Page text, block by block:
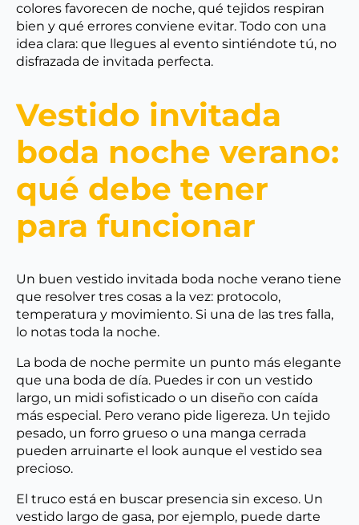
colores favorecen de noche, qué tejidos respiran
bien y qué errores conviene evitar. Todo con una
idea clara: que llegues al evento sintiéndote tú, no
disfrazada de invitada perfecta.
Vestido invitada
boda noche verano:
qué debe tener
para funcionar
Un buen vestido invitada boda noche verano tiene
que resolver tres cosas a la vez: protocolo,
temperatura y movimiento. Si una de las tres falla,
lo notas toda la noche.
La boda de noche permite un punto más elegante
que una boda de día. Puedes ir con un vestido
largo, un midi sofisticado o un diseño con caída
más especial. Pero verano pide ligereza. Un tejido
pesado, un forro grueso o una manga cerrada
pueden arruinarte el look aunque el vestido sea
precioso.
El truco está en buscar presencia sin exceso. Un
vestido largo de gasa, por ejemplo, puede darte